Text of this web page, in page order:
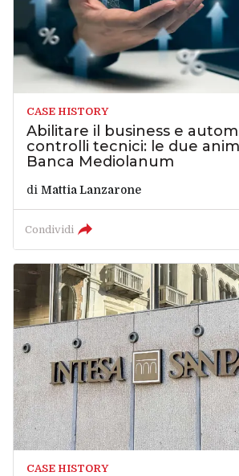
CASE HISTORY
Abilitare il business e
controlli tecnici: le due
Banca Mediolanum
di Mattia Lanzarone
Condividi
CASE HISTORY